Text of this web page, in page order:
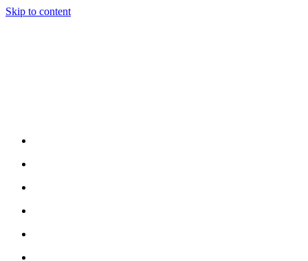
Skip to content